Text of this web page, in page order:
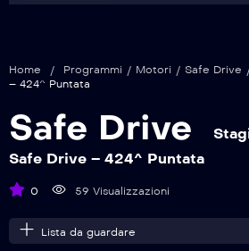
Home / Programmi / Motori / Safe Drive
– 424^ Puntata
Safe Drive
Safe Drive – 424^ Puntata
0 59 Visualizzazioni
Lista da guardare